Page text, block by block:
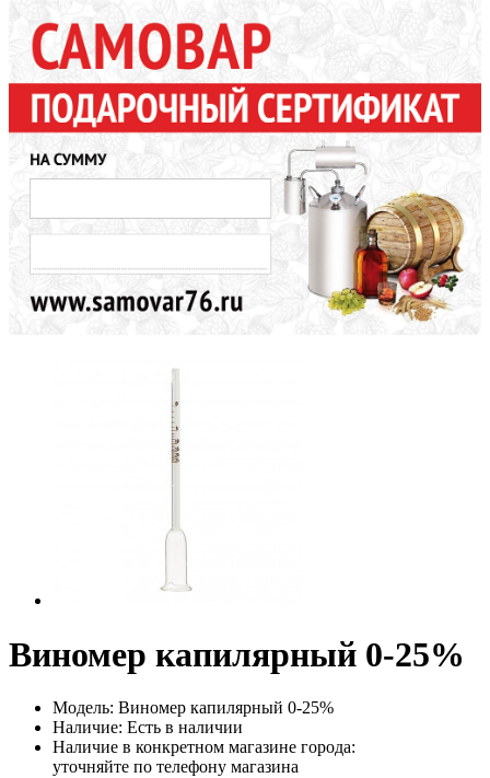
Виномер капилярный 0-25%
Модель: Виномер капилярный 0-25%
Наличие: Есть в наличии
Наличие в конкретном магазине города:
уточняйте по телефону магазина